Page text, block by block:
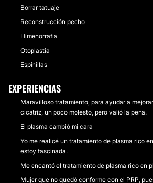
Borrar tatuaje
Reconstrucción pecho
Himenorrafia
Otoplastia
Espinillas
EXPERIENCIAS
Maravilloso tratamiento, para ayudar a
cicatriz, un poco molesto, pero valió la pena.
El plasma cambió mi cara
Yo me realicé un tratamiento de plasma rico
estoy fascinada.
Me encantó el tratamiento de plasma rico en
Mujer que no quedó conforme con el PRP,